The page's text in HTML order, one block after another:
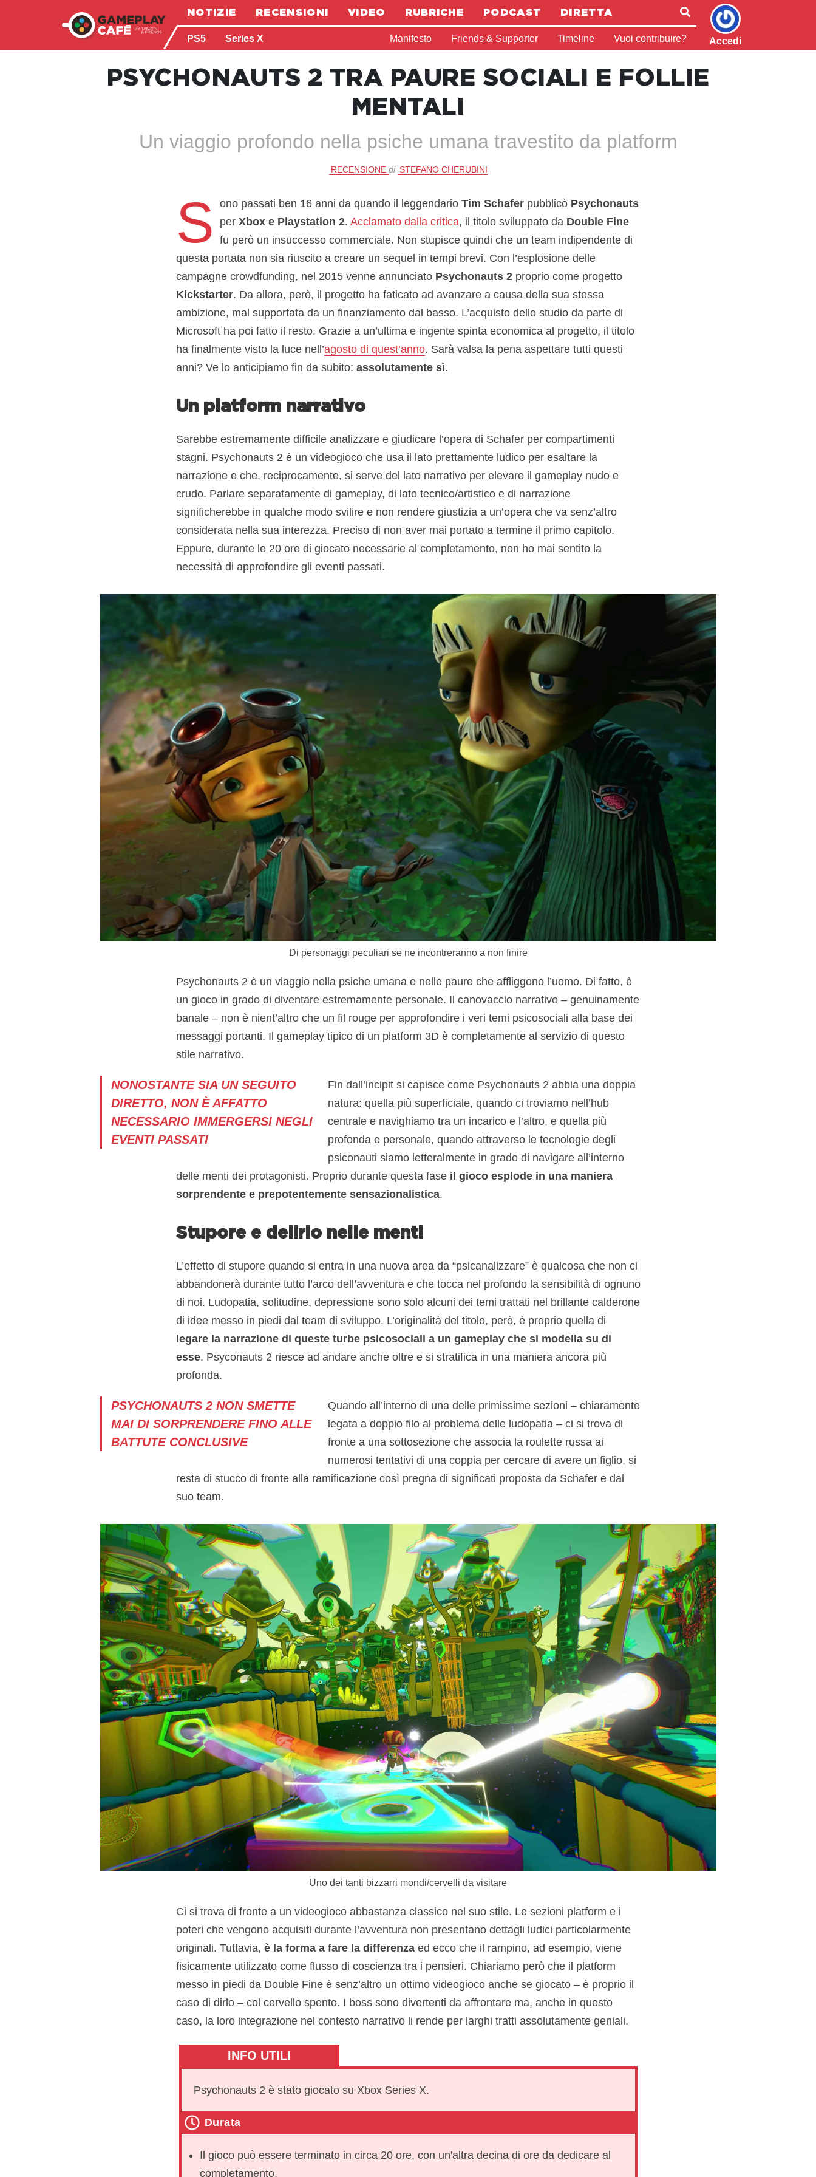
NOTIZIE RECENSIONI VIDEO RUBRICHE PODCAST DIRETTA
PS5 Series X Manifesto Friends & Supporter Timeline Vuoi contribuire? Accedi
PSYCHONAUTS 2 TRA PAURE SOCIALI E FOLLIE
MENTALI
Un viaggio profondo nella psiche umana travestito da platform
RECENSIONE di STEFANO CHERUBINI
S ono passati ben 16 anni da quando il leggendario Tim Schaferpubblicò Psychonauts
per Xbox e Playstation 2. Acclamato dalla critica, il titolo sviluppato da Double Fine
fu però un insuccesso commerciale. Non stupisce quindi che un team indipendente di
questa portata non sia riuscito a creare un sequel in tempi brevi. Con l’esplosione delle
campagne crowdfunding, nel 2015 venne annunciato Psychonauts 2proprio come progetto
Kickstarter. Da allora, però, il progetto ha faticato ad avanzare a causa della sua stessa
ambizione, mal supportata da un finanziamento dal basso. L’acquisto dello studio da parte di
Microsoft ha poi fatto il resto. Grazie a un’ultima e ingente spinta economica al progetto, il titolo
ha finalmente visto la luce nell’agosto di quest’anno. Sarà valsa la pena aspettare tutti questi
anni? Ve lo anticipiamo fin da subito: assolutamente sì.
Un platform narrativo
Sarebbe estremamente difficile analizzare e giudicare l’opera di Schafer per compartimenti
stagni. Psychonauts 2 è un videogioco che usa il lato prettamente ludico per esaltare la
narrazione e che, reciprocamente, si serve del lato narrativo per elevare il gameplay nudo e
crudo. Parlare separatamente di gameplay, di lato tecnico/artistico e di narrazione
significherebbe in qualche modo svilire e non rendere giustizia a un’opera che va senz’altro
considerata nella sua interezza. Preciso di non aver mai portato a termine il primo capitolo.
Eppure, durante le 20 ore di giocato necessarie al completamento, non ho mai sentito la
necessità di approfondire gli eventi passati.
Di personaggi peculiari se ne incontreranno a non finire
Psychonauts 2 è un viaggio nella psiche umana e nelle paure che affliggono l’uomo. Di fatto, è
un gioco in grado di diventare estremamente personale. Il canovaccio narrativo – genuinamente
banale – non è nient’altro che un fil rouge per approfondire i veri temi psicosociali alla base dei
messaggi portanti. Il gameplay tipico di un platform 3D è completamente al servizio di questo
stile narrativo.
NONOSTANTE SIA UN SEGUITO
DIRETTO, NON È AFFATTO
NECESSARIO IMMERGERSI NEGLI
EVENTI PASSATI
Fin dall’incipit si capisce come Psychonauts 2 abbia una doppia
natura: quella più superficiale, quando ci troviamo nell’hub
centrale e navighiamo tra un incarico e l’altro, e quella più
profonda e personale, quando attraverso le tecnologie degli
psiconauti siamo letteralmente in grado di navigare all’interno
delle menti dei protagonisti. Proprio durante questa fase il gioco esplode in una maniera
sorprendente e prepotentemente sensazionalistica.
Stupore e delirio nelle menti
L’effetto di stupore quando si entra in una nuova area da “psicanalizzare” è qualcosa che non ci
abbandonerà durante tutto l’arco dell’avventura e che tocca nel profondo la sensibilità di ognuno
di noi. Ludopatia, solitudine, depressione sono solo alcuni dei temi trattati nel brillante calderone
di idee messo in piedi dal team di sviluppo. L’originalità del titolo, però, è proprio quella di
legare la narrazione di queste turbe psicosociali a un gameplay che si modella su di
esse. Psyconauts 2 riesce ad andare anche oltre e si stratifica in una maniera ancora più
profonda.
PSYCHONAUTS 2 NON SMETTE
MAI DI SORPRENDERE FINO ALLE
BATTUTE CONCLUSIVE
Quando all’interno di una delle primissime sezioni – chiaramente
legata a doppio filo al problema delle ludopatia – ci si trova di
fronte a una sottosezione che associa la roulette russa ai
numerosi tentativi di una coppia per cercare di avere un figlio, si
resta di stucco di fronte alla ramificazione così pregna di significati proposta da Schafer e dal
suo team.
Uno dei tanti bizzarri mondi/cervelli da visitare
Ci si trova di fronte a un videogioco abbastanza classico nel suo stile. Le sezioni platform e i
poteri che vengono acquisiti durante l’avventura non presentano dettagli ludici particolarmente
originali. Tuttavia, è la forma a fare la differenzaed ecco che il rampino, ad esempio, viene
fisicamente utilizzato come flusso di coscienza tra i pensieri. Chiariamo però che il platform
messo in piedi da Double Fine è senz’altro un ottimo videogioco anche se giocato – è proprio il
caso di dirlo – col cervello spento. I boss sono divertenti da affrontare ma, anche in questo
caso, la loro integrazione nel contesto narrativo li rende per larghi tratti assolutamente geniali.
INFO UTILI
Psychonauts 2 è stato giocato su Xbox Series X.
Durata
Il gioco può essere terminato in circa 20 ore, con un'altra decina di ore da dedicare al
completamento.